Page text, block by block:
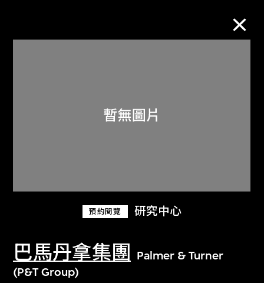
預約閱覽 研究中心
巴馬丹拿集團
Palmer & Turner
(P&T Group)
關於M+藏品
探索世界頂級的二十及二十一世紀視覺
文化藏品。